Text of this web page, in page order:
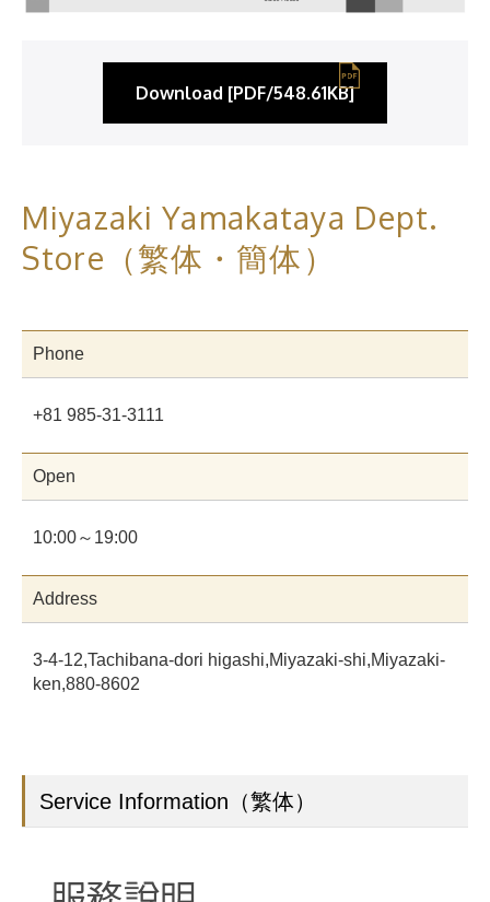
Download [PDF/548.61KB]
Miyazaki Yamakataya Dept.
Store（繁体・簡体）
Phone
+81 985-31-3111
Open
10:00～19:00
Address
3-4-12,Tachibana-dori higashi,Miyazaki-shi,Miyazaki-
ken,880-8602
Service Information（繁体）